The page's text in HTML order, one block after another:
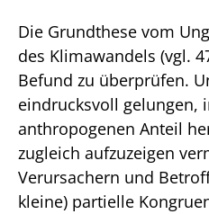
Die Grundthese vom
des Klimawandels (vgl.
Befund zu überprüfen.
eindrucksvoll gelungen,
anthropogenen Anteil
zugleich aufzuzeigen
Verursachern und
kleine) partielle